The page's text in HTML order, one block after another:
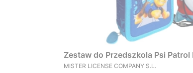
Zestaw do Przedszkola Psi
PRODUCENT
MISTER LICENSE COMPANY S.L.